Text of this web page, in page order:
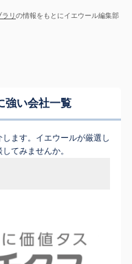
リの情報をもとにイエウール編集部
強い会社一覧
ます。イエウールが厳選し
てみませんか。